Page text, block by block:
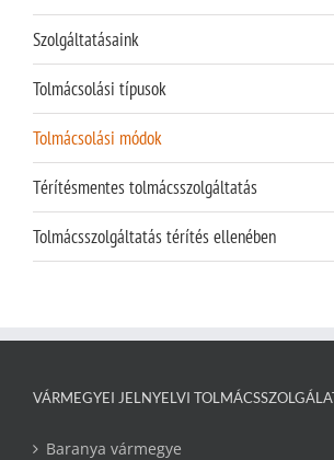
Szolgáltatásaink
Tolmácsolási típusok
Tolmácsolási módok
Térítésmentes tolmácsszolgáltatás
Tolmácsszolgáltatás térítés ellenében
VÁRMEGYEI JELNYELVI
Baranya vármegye